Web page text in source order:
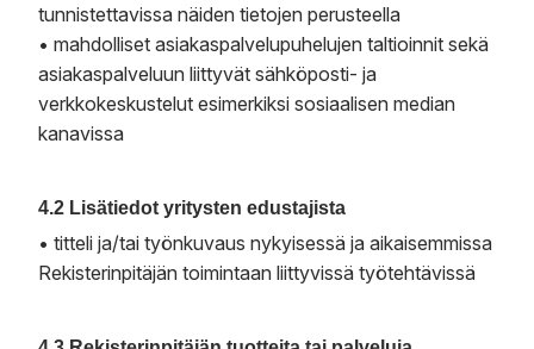
tunnistettavissa näiden tietojen perusteella
• mahdolliset asiakaspalvelupuhelujen taltioinnit sekä
asiakaspalveluun liittyvät sähköposti- ja
verkkokeskustelut esimerkiksi sosiaalisen median
kanavissa
4.2 Lisätiedot yritysten edustajista
• titteli ja/tai työnkuvaus nykyisessä ja aikaisemmissa
Rekisterinpitäjän toimintaan liittyvissä työtehtävissä